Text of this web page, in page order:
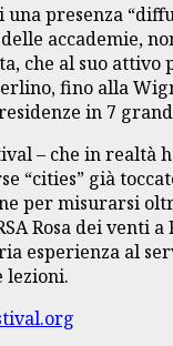
presenza
accademie,
che al suo
fino alla
in 7
– che in realtà
“cities” già
per misurarsi
Rosa dei venti
esperienza al
lezioni.